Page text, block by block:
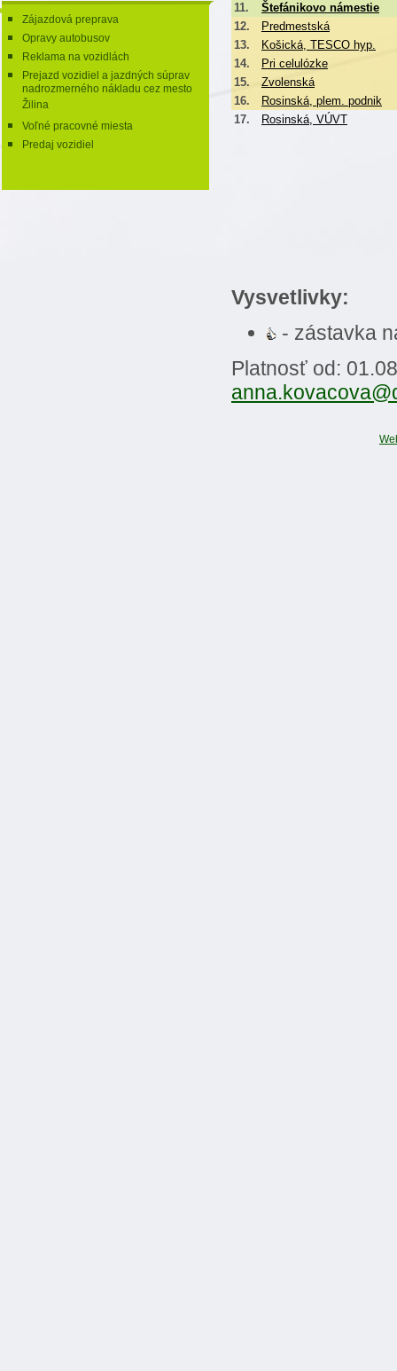
Zájazdová preprava
Opravy autobusov
Reklama na vozidlách
Prejazd vozidiel a jazdných súprav
nadrozmerného nákladu cez mesto
Žilina
Voľné pracovné miesta
Predaj vozidiel
11.
Štefánikovo námestie
12.
Predmestská
13.
Košická, TESCO hyp.
14.
Pri celulózke
15.
Zvolenská
16.
Rosinská, plem. podnik
17.
Rosinská, VÚVT
Vysvetlivky:
- zástavka
Platnosť od: